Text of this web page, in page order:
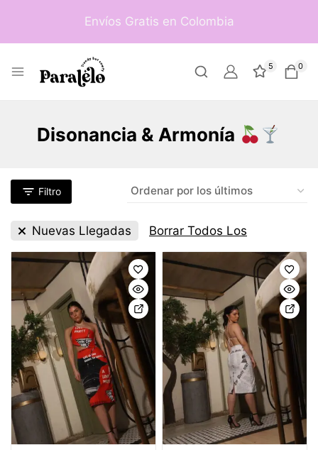
Envíos Gratis en Colombia
5 0
Disonancia & Armonía
Filtro
Nuevas Llegadas Borrar Todos Los